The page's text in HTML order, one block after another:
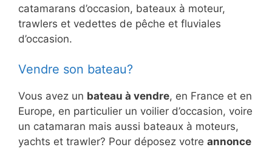
catamarans d’occasion, bateaux à moteur,
trawlers et vedettes de pêche et fluviales
d’occasion.
Vendre son bateau?
Vous avez un bateau à vendre, en France et en
Europe, en particulier un voilier d’occasion, voire
un catamaran mais aussi bateaux à moteurs,
yachts et trawler? Pour déposez votre annonce